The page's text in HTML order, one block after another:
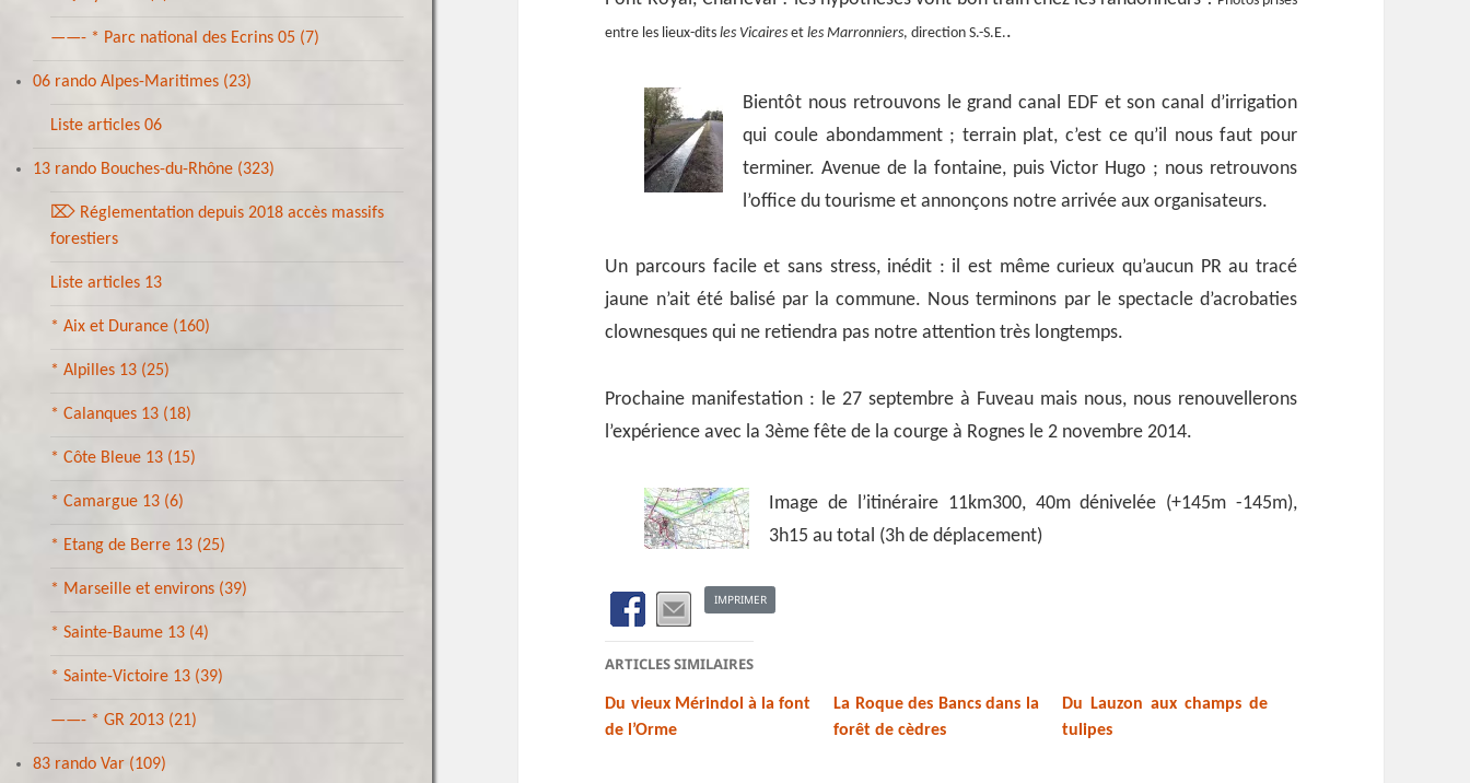
——- * Parc national des Ecrins 05 (7)
06 rando Alpes-Maritimes (23)
Liste articles 06
13 rando Bouches-du-Rhône (323)
⌦ Réglementation depuis 2018 accès massifs
forestiers
Liste articles 13
* Aix et Durance (160)
* Alpilles 13 (25)
* Calanques 13 (18)
* Côte Bleue 13 (15)
* Camargue 13 (6)
* Etang de Berre 13 (25)
* Marseille et environs (39)
* Sainte-Baume 13 (4)
* Sainte-Victoire 13 (39)
——- * GR 2013 (21)
83 rando Var (109)
entre les lieux-ditsles Vicaires etles Marronniers, direction S.-S.E..
Bientôt nous retrouvons le grand canal EDF et son canal d’irrigation
qui coule abondamment ; terrain plat, c’est ce qu’il nous faut pour
terminer. Avenue de la fontaine, puis Victor Hugo ; nous retrouvons
l’office du tourisme et annonçons notre arrivée aux organisateurs.
Un parcours facile et sans stress, inédit : il est même curieux qu’aucun PR au tracé
jaune n’ait été balisé par la commune. Nous terminons par le spectacle d’acrobaties
clownesques qui ne retiendra pas notre attention très longtemps.
Prochaine manifestation : le 27 septembre à Fuveau mais nous, nous renouvellerons
l’expérience avec la 3ème fête de la courge à Rognes le 2 novembre 2014.
Image de l’itinéraire 11km300, 40m dénivelée (+145m -145m),
3h15 au total (3h de déplacement)
IMPRIMER
ARTICLES SIMILAIRES
Du vieux Mérindol à la font
de l’Orme
La Roque des Bancs dans la
forêt de cèdres
Du Lauzon aux champs de
tulipes